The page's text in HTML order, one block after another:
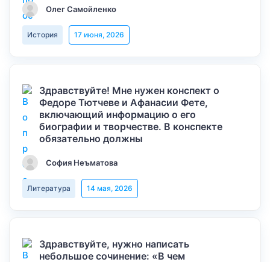
Олег Самойленко
История 17 июня, 2026
Здравствуйте! Мне нужен конспект о
Федоре Тютчеве и Афанасии Фете,
включающий информацию о его
биографии и творчестве. В конспекте
обязательно должны
София Неъматова
Литература 14 мая, 2026
Здравствуйте, нужно написать
небольшое сочинение: «В чем